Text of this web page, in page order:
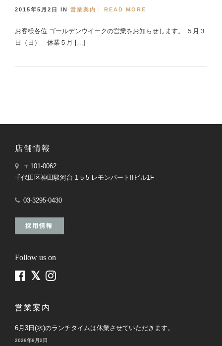
2015年5月2日 IN 営業案内 READ MORE
お客様各位 ゴールデンウイークの営業をお知らせします。 ５月３
日（日） 休業５月 […]
店舗情報
〒101-0062
千代田区神田駿河台 1-5-5 レモンパートIIビル1F
03-3295-0430
採用情報
Follow us on
営業案内
6月3日(水)のランチタイムは休業させていただきます。
2026年6月2日